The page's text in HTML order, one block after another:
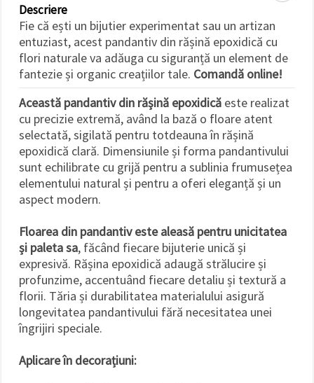
cookie -uri
dat și
făcând clic
pe butonul
"Salvați"
Аcceptati
toate!
Setări
Descriere
Fie că ești un bijutier experimentat sau un artizan
entuziast, acest pandantiv din rășină epoxidică cu
flori naturale va adăuga cu siguranță un element de
fantezie și organic creațiilor tale. Comandă online!
Această pandantiv din rășină epoxidică este realizat
cu precizie extremă, având la bază o floare atent
selectată, sigilată pentru totdeauna în rășină
epoxidică clară. Dimensiunile și forma pandantivului
sunt echilibrate cu grijă pentru a sublinia frumusețea
elementului natural și pentru a oferi eleganță și un
aspect modern.
Floarea din pandantiv este aleasă pentru unicitatea
și paleta sa, făcând fiecare bijuterie unică și
expresivă. Rășina epoxidică adaugă strălucire și
profunzime, accentuând fiecare detaliu și textură a
florii. Tăria și durabilitatea materialului asigură
longevitatea pandantivului fără necesitatea unei
îngrijiri speciale.
Aplicare în decorațiuni: